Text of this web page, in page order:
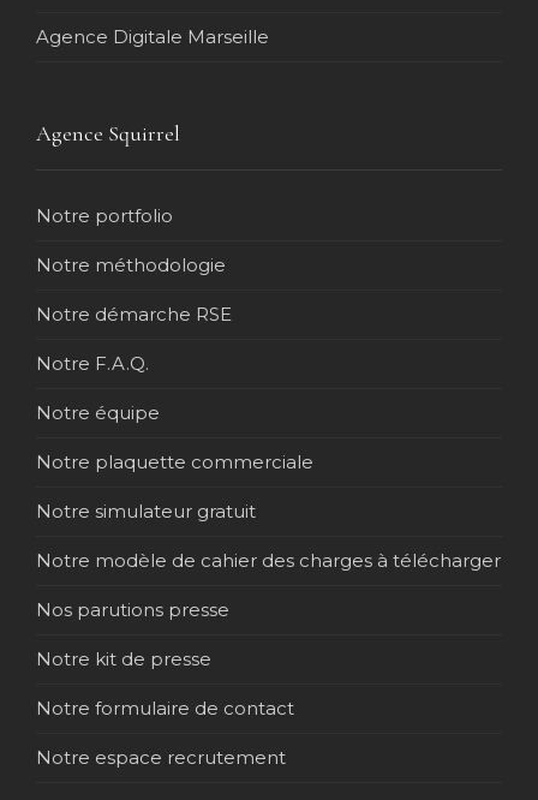
Agence Digitale Marseille
Agence Squirrel
Notre portfolio
Notre méthodologie
Notre démarche RSE
Notre F.A.Q.
Notre équipe
Notre plaquette commerciale
Notre simulateur gratuit
Notre modèle de cahier des charges à télécharger
Nos parutions presse
Notre kit de presse
Notre formulaire de contact
Notre espace recrutement